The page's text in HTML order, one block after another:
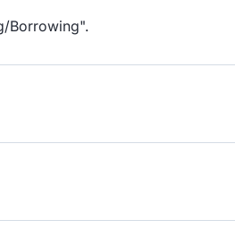
Borrowing".